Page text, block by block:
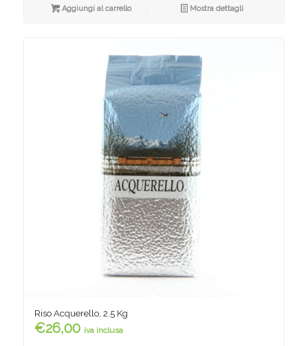
Aggiungi al carrello Mostra dettagli
Riso Acquerello, 2.5 Kg
€26,00 iva inclusa